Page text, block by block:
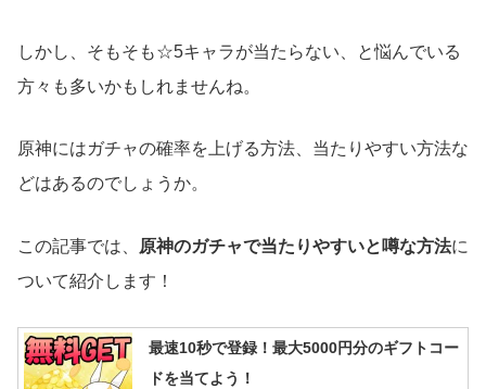
しかし、そもそも☆5キャラが当たらない、と悩んでいる
方々も多いかもしれませんね。
原神にはガチャの確率を上げる方法、当たりやすい方法な
どはあるのでしょうか。
この記事では、 原神のガチャで当たりやすいと噂な方法に
ついて紹介します！
最速10秒で登録！最大5000円分のギフトコー
ドを当てよう！